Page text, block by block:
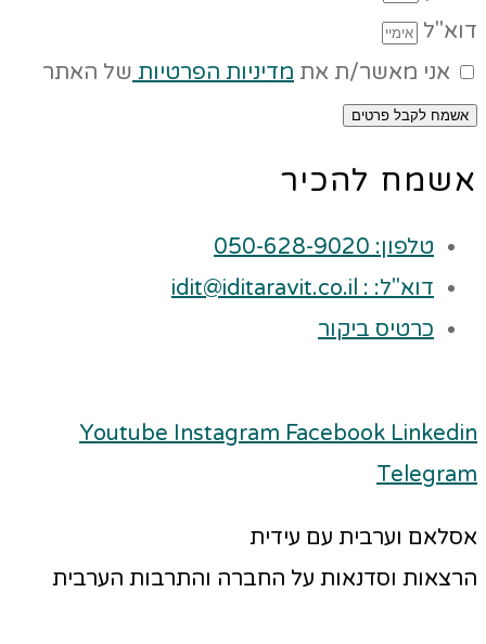
דוא"ל
אני מאשר/ת את מדיניות הפרטיות של האתר
אשמח לקבל פרטים
אשמח להכיר
טלפון: 050-628-9020
דוא"ל: : idit@iditaravit.co.il
כרטיס ביקור
Youtube Instagram Facebook Linkedin
Telegram
אסלאם וערבית עם עידית
הרצאות וסדנאות על החברה והתרבות הערבית